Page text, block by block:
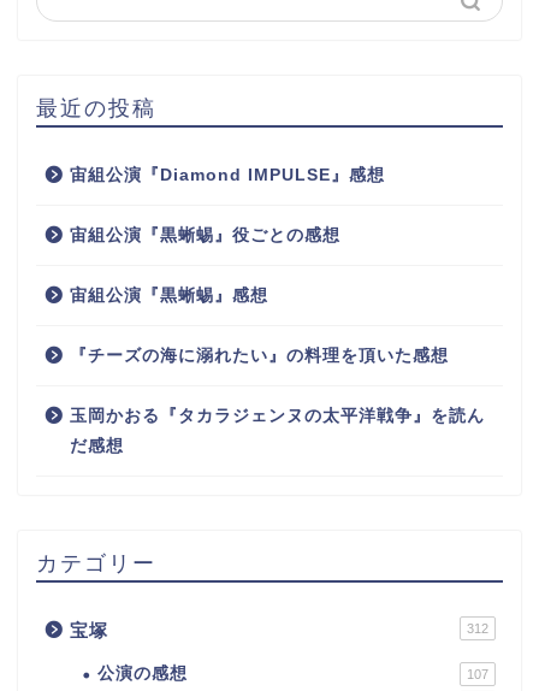
最近の投稿
宙組公演『Diamond IMPULSE』感想
宙組公演『黒蜥蜴』役ごとの感想
宙組公演『黒蜥蜴』感想
『チーズの海に溺れたい』の料理を頂いた感想
玉岡かおる『タカラジェンヌの太平洋戦争』を読ん
だ感想
カテゴリー
宝塚 312
公演の感想 107